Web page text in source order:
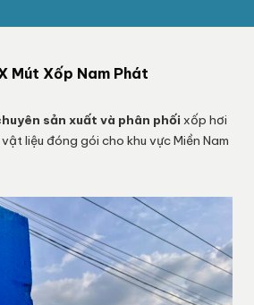
Mút Xốp Nam Phát
sản xuất và phân phối xốp hơi
liệu đóng gói cho khu vực Miền Nam